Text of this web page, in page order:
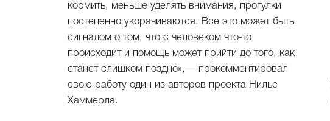
кормить, меньше уделять внимания, прогулки
постепенно укорачиваются. Все это может быть
сигналом о том, что с человеком что-то
происходит и помощь может прийти до того, как
станет слишком поздно»,— прокомментировал
свою работу один из авторов проекта Нильс
Хаммерла.